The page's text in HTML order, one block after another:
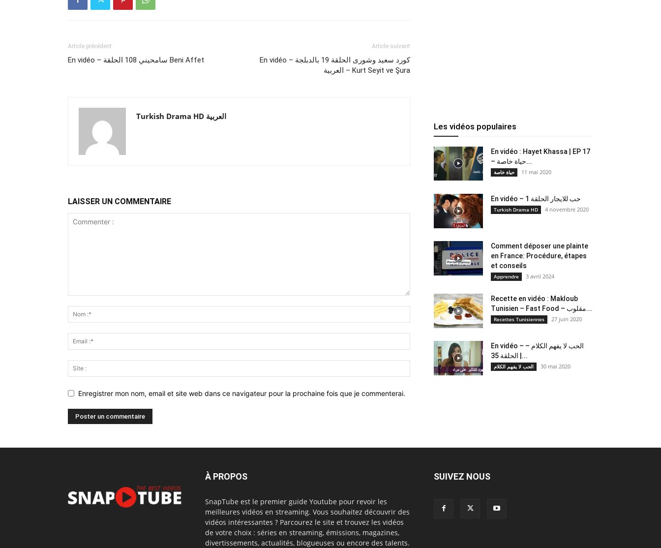
Article précédent
En vidéo – سامحيني 108 الحلقة Beni Affet
Article suivant
En vidéo – كورد سعيد وشورى الحلقة 19 بالدبلجة
العربية – Kurt Seyit ve Şura
Turkish Drama HD العربية
LAISSER UN COMMENTAIRE
Enregistrer mon nom, email et site web dans ce navigateur pour la prochaine fois que je commenterai.
Les vidéos populaires
En vidéo : Hayet Khassa | EP 17
– حياة خاصة...
حياة خاصة 11 mai 2020
En vidéo – حب للايجار الحلقة 1
Turkish Drama HD 4 novembre 2020
Comment déposer une plainte
en France: Procédure, étapes
et conseils
Apprendre 3 avril 2024
Recette en vidéo : Makloub
Tunisien – Fast Food – مقلوب...
Recettes Tunisiennes 27 juin 2020
En vidéo – الحب لا يفهم الكلام –
الحلقة 35 |...
الحب لا يفهم الكلام 30 mai 2020
À PROPOS
SnapTube est le premier guide Youtube pour revoir les
meilleures vidéos en streaming. Vous souhaitez découvrir des
vidéos intéressantes ? Parcourez le site et trouvez les vidéos
de votre choix : séries en streaming, émissions, magazines,
divertissements, actualités, blogueuses ou encore des talents.
SUIVEZ NOUS